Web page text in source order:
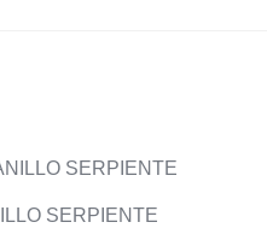
SERPIENTE